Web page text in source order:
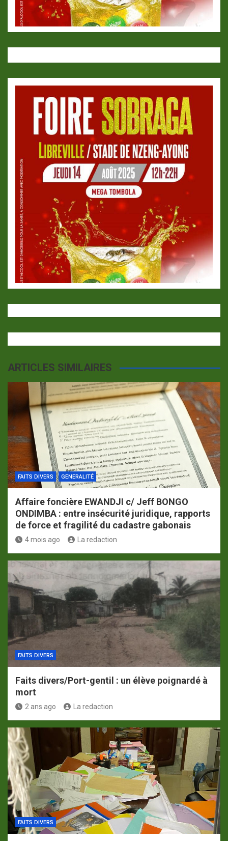
ARTICLES SIMILAIRES
FAITS DIVERS GENERALITÉ
Affaire foncière EWANDJI c/ Jeff BONGO
ONDIMBA : entre insécurité juridique, rapports
de force et fragilité du cadastre gabonais
4 mois ago La redaction
FAITS DIVERS
Faits divers/Port-gentil : un élève poignardé à
mort
2 ans ago La redaction
FAITS DIVERS